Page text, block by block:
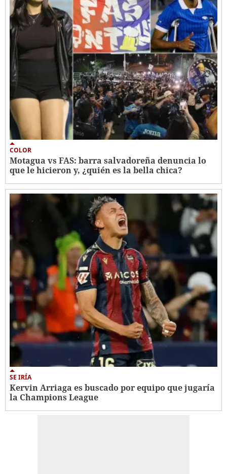
COLOR
Motagua vs FAS: barra salvadoreña denuncia lo
que le hicieron y, ¿quién es la bella chica?
SE IRÍA
Kervin Arriaga es buscado por equipo que jugaría
la Champions League